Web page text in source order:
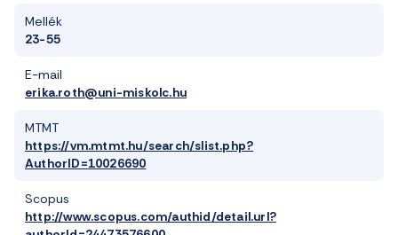
Mellék
23-55
E-mail
erika.roth@uni-miskolc.hu
MTMT
https://vm.mtmt.hu/search/slist.php?
AuthorID=10026690
Scopus
http://www.scopus.com/authid/detail.url?